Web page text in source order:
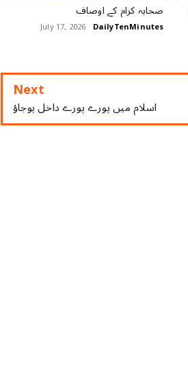
ﺻﺤﺎﺑﮧ ﮐﺮﺍﻡ ﮐﮯ ﺍﻭﺻﺎﻑ
DailyTenMinutes
July 17, 2026
Next
اسلام میں پورے پورے داخل ہوجاؤ